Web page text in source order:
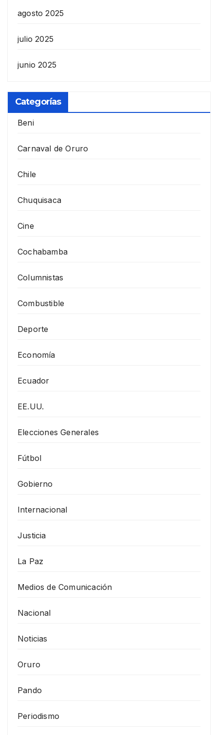
agosto 2025
julio 2025
junio 2025
Categorías
Beni
Carnaval de Oruro
Chile
Chuquisaca
Cine
Cochabamba
Columnistas
Combustible
Deporte
Economía
Ecuador
EE.UU.
Elecciones Generales
Fútbol
Gobierno
Internacional
Justicia
La Paz
Medios de Comunicación
Nacional
Noticias
Oruro
Pando
Periodismo